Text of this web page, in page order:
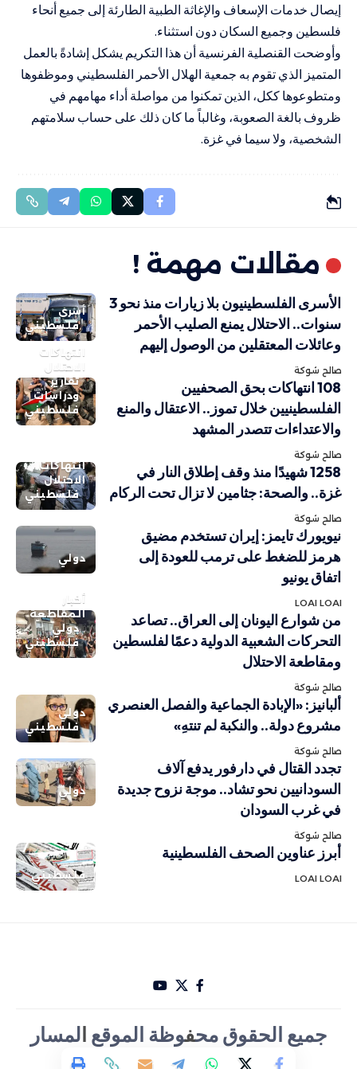
إيصال خدمات الإسعاف والإغاثة الطبية الطارئة إلى جميع أنحاء
فلسطين وجميع السكان دون استثناء.
وأوضحت القنصلية الفرنسية أن هذا التكريم يشكل إشادةً بالعمل
المتميز الذي تقوم به جمعية الهلال الأحمر الفلسطيني وموظفوها
ومتطوعوها ككل، الذين تمكنوا من مواصلة أداء مهامهم في
ظروف بالغة الصعوبة، وغالباً ما كان ذلك على حساب سلامتهم
الشخصية، ولا سيما في غزة.
مقالات مهمة !
أسرى
فلسطيني
الأسرى الفلسطينيون بلا زيارات منذ نحو 3
سنوات.. الاحتلال يمنع الصليب الأحمر
وعائلات المعتقلين من الوصول إليهم
صالح شوكة
انتهاكات
الاحتلال
تقارير
ودراسات
فلسطيني
108 انتهاكات بحق الصحفيين
الفلسطينيين خلال تموز.. الاعتقال والمنع
والاعتداءات تتصدر المشهد
صالح شوكة
انتهاكات
الاحتلال
فلسطيني
1258 شهيدًا منذ وقف إطلاق النار في
غزة.. والصحة: جثامين لا تزال تحت الركام
صالح شوكة
دولي
نيويورك تايمز: إيران تستخدم مضيق
هرمز للضغط على ترمب للعودة إلى
اتفاق يونيو
LOAI LOAI
أخبار
المقاطعة
دولي
فلسطيني
من شوارع اليونان إلى العراق.. تصاعد
التحركات الشعبية الدولية دعمًا لفلسطين
ومقاطعة الاحتلال
صالح شوكة
دولي
فلسطيني
ألبانيز: «الإبادة الجماعية والفصل العنصري
مشروع دولة.. والنكبة لم تنتهِ»
صالح شوكة
دولي
تجدد القتال في دارفور يدفع آلاف
السودانيين نحو تشاد.. موجة نزوح جديدة
في غرب السودان
صالح شوكة
فلسطيني
أبرز عناوين الصحف الفلسطينية
LOAI LOAI
جميع الحقوق محفوظة الموقع المسار
الأخباري تصميم Hakam